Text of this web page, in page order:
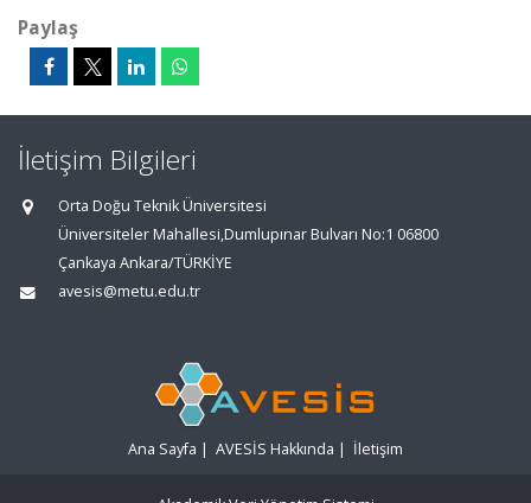
Paylaş
İletişim Bilgileri
Orta Doğu Teknik Üniversitesi
Üniversiteler Mahallesi,Dumlupınar Bulvarı No:1 06800
Çankaya Ankara/TÜRKİYE
avesis@metu.edu.tr
Ana Sayfa | AVESİS Hakkında | İletişim